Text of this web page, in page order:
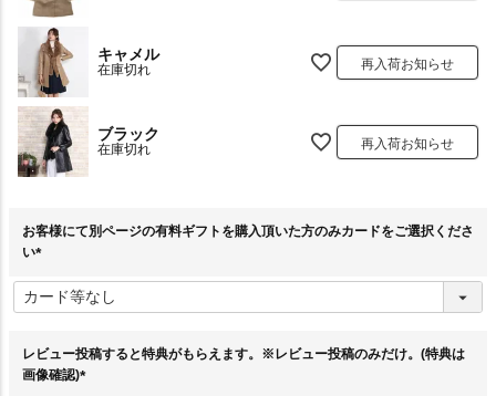
キャメル
在庫切れ 再入荷お知らせ
ブラック
在庫切れ 再入荷お知らせ
お客様にて別ページの有料ギフトを購入頂いた方のみカードをご選択くださ
い
必
須
レビュー投稿すると特典がもらえます。※レビュー投稿のみだけ。(特典は
画像確認)